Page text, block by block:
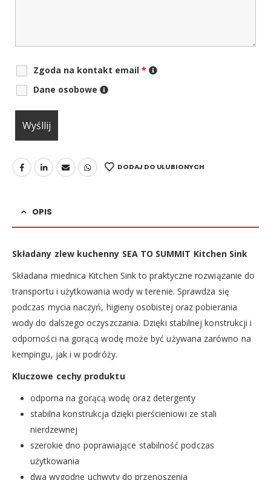
Zgoda na kontakt email *
Dane osobowe
DODAJ DO ULUBIONYCH
OPIS
Składany zlew kuchenny SEA TO SUMMIT Kitchen Sink
Składana miednica Kitchen Sink to praktyczne rozwiązanie do
transportu i użytkowania wody w terenie. Sprawdza się
podczas mycia naczyń, higieny osobistej oraz pobierania
wody do dalszego oczyszczania. Dzięki stabilnej konstrukcji i
odporności na gorącą wodę może być używana zarówno na
kempingu, jak i w podróży.
Kluczowe cechy produktu
odporna na gorącą wodę oraz detergenty
stabilna konstrukcja dzięki pierścieniowi ze stali
nierdzewnej
szerokie dno poprawiające stabilność podczas
użytkowania
dwa wygodne uchwyty do przenoszenia